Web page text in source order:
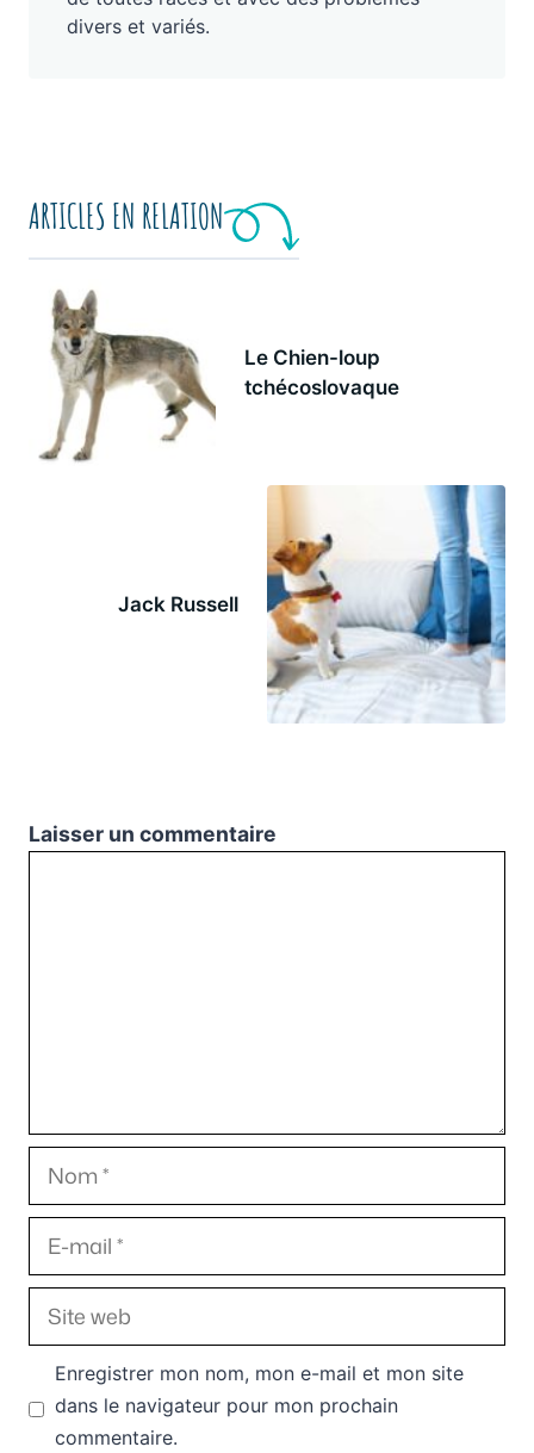
divers et variés.
ARTICLES EN RELATION
Le Chien-loup
tchécoslovaque
Jack Russell
Laisser un commentaire
Nom
E-
mail
Site
web
Enregistrer mon nom, mon e-mail et mon site
dans le navigateur pour mon prochain
commentaire.